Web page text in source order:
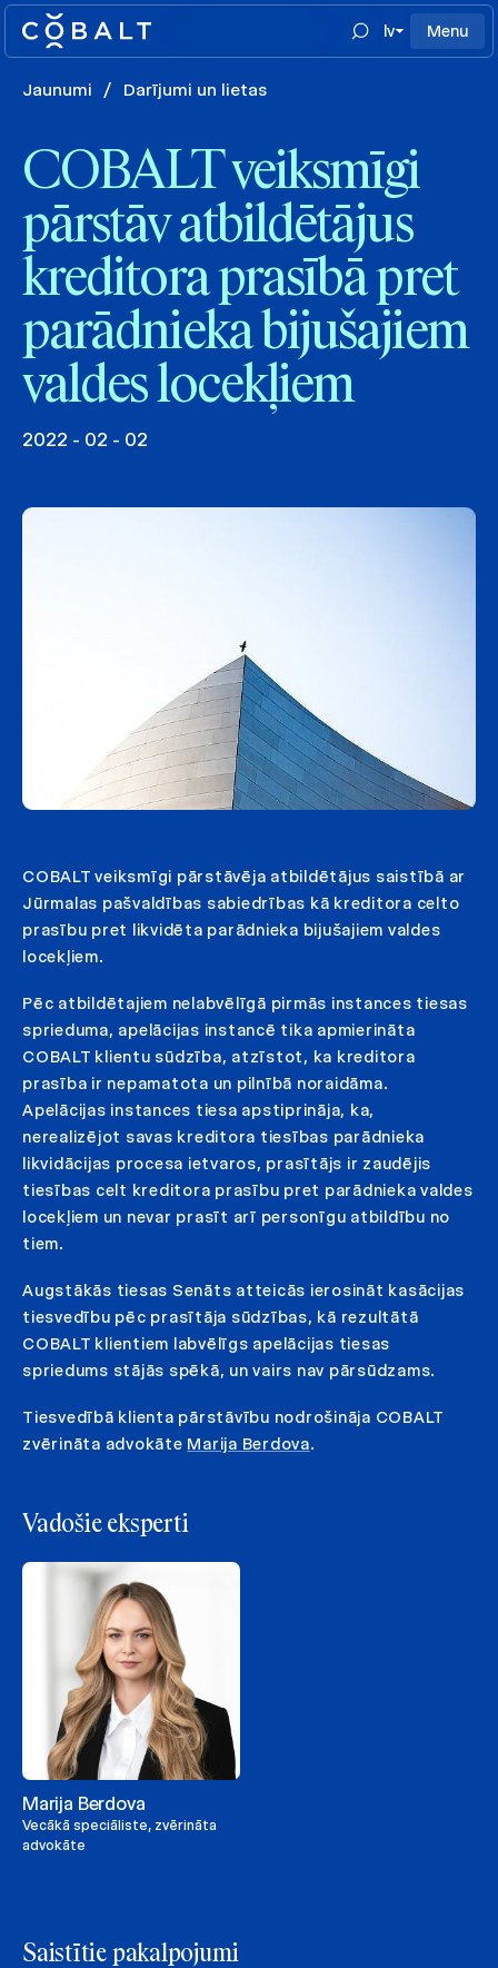
lv Menu
Jaunumi / Darījumi un lietas
COBALT veiksmīgi
pārstāv atbildētājus
kreditora prasībā pret
parādnieka bijušajiem
valdes locekļiem
2022 - 02 - 02
COBALT veiksmīgi pārstāvēja atbildētājus saistībā ar
Jūrmalas pašvaldības sabiedrības kā kreditora celto
prasību pret likvidēta parādnieka bijušajiem valdes
locekļiem.
Pēc atbildētajiem nelabvēlīgā pirmās instances tiesas
sprieduma, apelācijas instancē tika apmierināta
COBALT klientu sūdzība, atzīstot, ka kreditora
prasība ir nepamatota un pilnībā noraidāma.
Apelācijas instances tiesa apstiprināja, ka,
nerealizējot savas kreditora tiesības parādnieka
likvidācijas procesa ietvaros, prasītājs ir zaudējis
tiesības celt kreditora prasību pret parādnieka valdes
locekļiem un nevar prasīt arī personīgu atbildību no
tiem.
Augstākās tiesas Senāts atteicās ierosināt kasācijas
tiesvedību pēc prasītāja sūdzības, kā rezultātā
COBALT klientiem labvēlīgs apelācijas tiesas
spriedums stājās spēkā, un vairs nav pārsūdzams.
Tiesvedībā klienta pārstāvību nodrošināja COBALT
zvērināta advokāte Marija Berdova.
Vadošie eksperti
Marija Berdova
Vecākā speciāliste, zvērināta
advokāte
Saistītie pakalpojumi